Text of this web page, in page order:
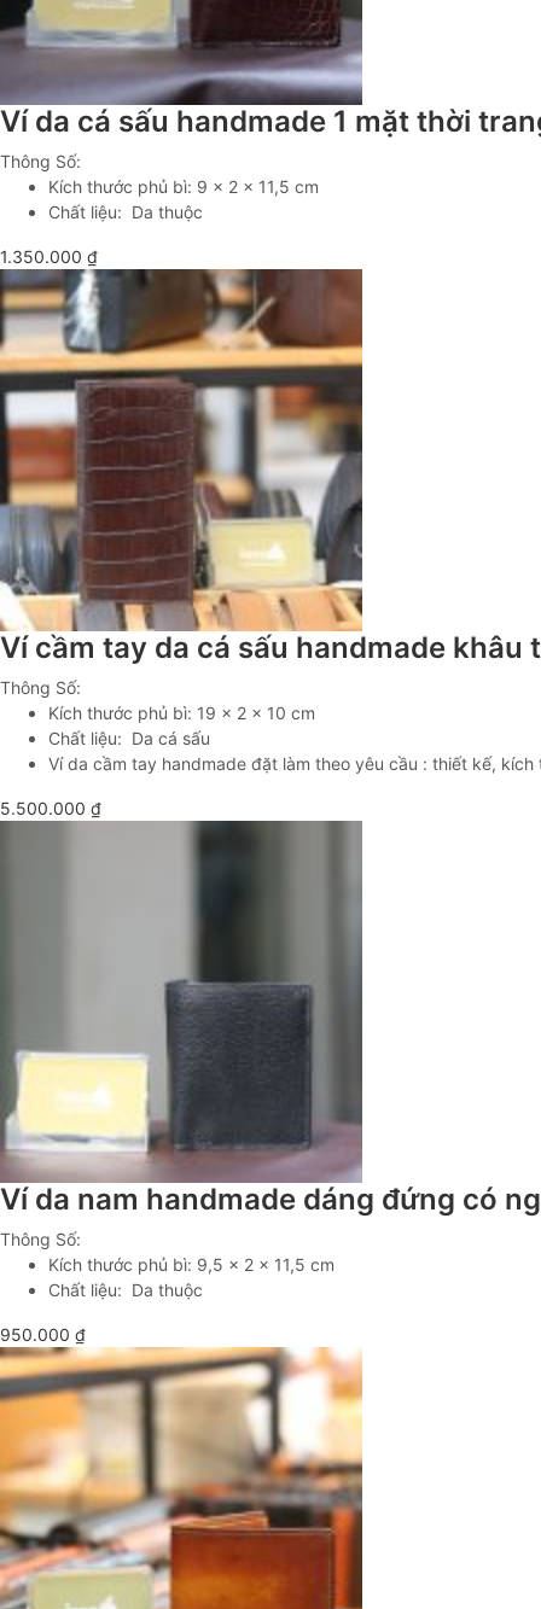
Ví da cá sấu handmade 1 mặt thời
Thông Số:
Kích thước phủ bì: 9 x 2 x 11,5 cm
Chất liệu: Da thuộc
1.350.000 ₫
Ví cầm tay da cá sấu handmade khâu
Thông Số:
Kích thước phủ bì: 19 x 2 x 10 cm
Chất liệu: Da cá sấu
Ví da cầm tay handmade đặt làm theo yêu cầu : thiết kế,
5.500.000 ₫
Ví da nam handmade dáng đứng có
Thông Số:
Kích thước phủ bì: 9,5 x 2 x 11,5 cm
Chất liệu: Da thuộc
950.000 ₫